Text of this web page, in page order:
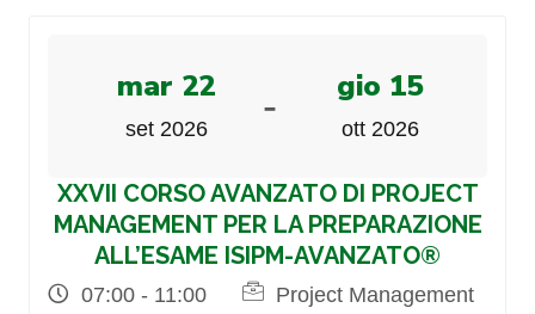
mar 22
set 2026 - gio 15
ott 2026
XXVII CORSO AVANZATO DI PROJECT
MANAGEMENT PER LA PREPARAZIONE
ALL’ESAME ISIPM-AVANZATO®
07:00 - 11:00
Project Management